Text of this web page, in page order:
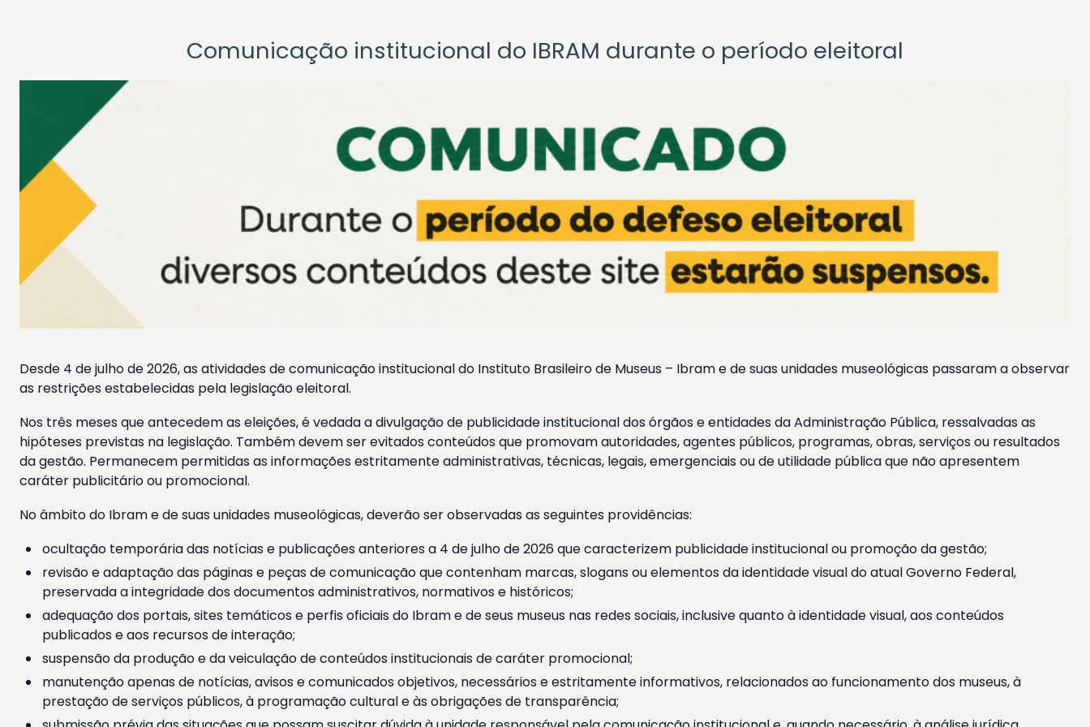
Comunicação institucional do IBRAM durante o período eleitoral
Desde 4 de julho de 2026, as atividades de comunicação institucional do Instituto Brasileiro de Museus – Ibram e de suas unidades museológicas passaram a observar
as restrições estabelecidas pela legislação eleitoral.
Nos três meses que antecedem as eleições, é vedada a divulgação de publicidade institucional dos órgãos e entidades da Administração Pública, ressalvadas as
hipóteses previstas na legislação. Também devem ser evitados conteúdos que promovam autoridades, agentes públicos, programas, obras, serviços ou resultados
da gestão. Permanecem permitidas as informações estritamente administrativas, técnicas, legais, emergenciais ou de utilidade pública que não apresentem
caráter publicitário ou promocional.
No âmbito do Ibram e de suas unidades museológicas, deverão ser observadas as seguintes providências:
ocultação temporária das notícias e publicações anteriores a 4 de julho de 2026 que caracterizem publicidade institucional ou promoção da gestão;
revisão e adaptação das páginas e peças de comunicação que contenham marcas, slogans ou elementos da identidade visual do atual Governo Federal,
preservada a integridade dos documentos administrativos, normativos e históricos;
adequação dos portais, sites temáticos e perfis oficiais do Ibram e de seus museus nas redes sociais, inclusive quanto à identidade visual, aos conteúdos
publicados e aos recursos de interação;
suspensão da produção e da veiculação de conteúdos institucionais de caráter promocional;
manutenção apenas de notícias, avisos e comunicados objetivos, necessários e estritamente informativos, relacionados ao funcionamento dos museus, à
prestação de serviços públicos, à programação cultural e às obrigações de transparência;